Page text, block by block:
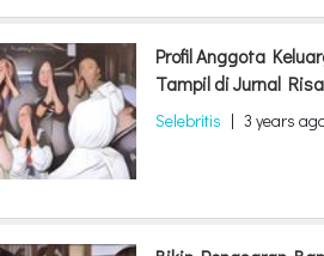
Profil Anggota
Tampil di Jurnal Risa
Selebritis | 3 years